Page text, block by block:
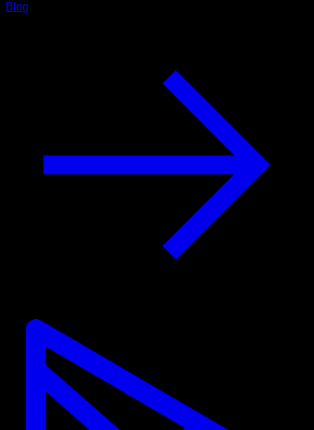
Blog